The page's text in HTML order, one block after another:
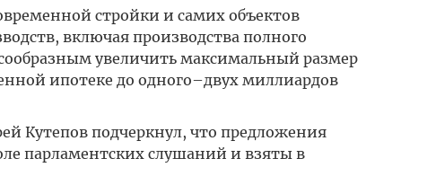
стройки и самих объектов
включая производства полного
увеличить максимальный размер
ипотеке до одного–двух миллиардов
Кутепов подчеркнул, что предложения
парламентских слушаний и взяты в